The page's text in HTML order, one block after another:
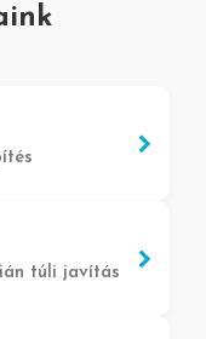
túli javítás